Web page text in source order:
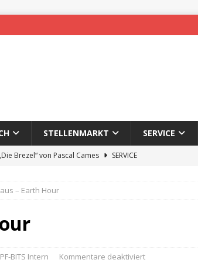
STELLENMARKT SERVICE
Brezel“ von Pascal Cames
SERVICE
des 65. Fasnetsumzugs Dillweißenstein
Der Mann hinter PF-Bits lebt nicht mehr
– Earth Hour
PF-BITS Intern Kommentare deaktiviert